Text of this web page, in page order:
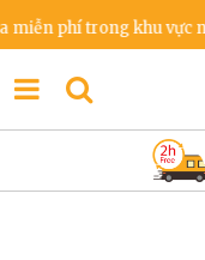
phí trong khu vực nội